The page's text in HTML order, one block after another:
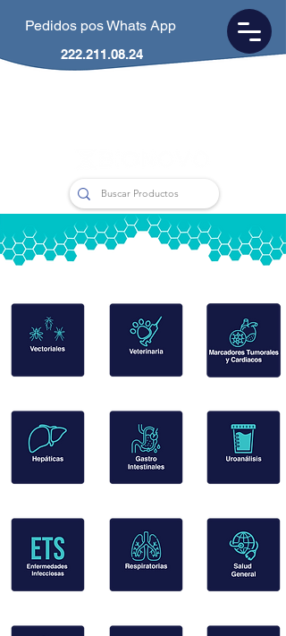
Pedidos pos Whats App
222.211.08.24